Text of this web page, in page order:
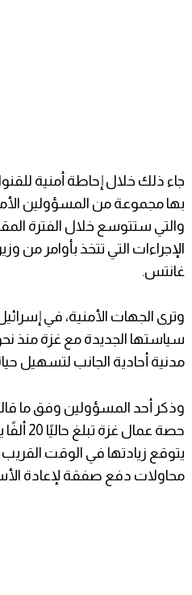
جاء ذلك خلال إحاطة أمنية
بها مجموعة من المسؤولين
والتي ستتوسع خلال الفترة
الإجراءات التي تتخذ بأوامر من
غانتس.
وترى الجهات الأمنية، في
مدنية أحادية الجانب لتسهيل
وذكر أحد المسؤولين وفق ما
يتوقع زيادتها في الوقت
محاولات دفع صفقة لإعادة